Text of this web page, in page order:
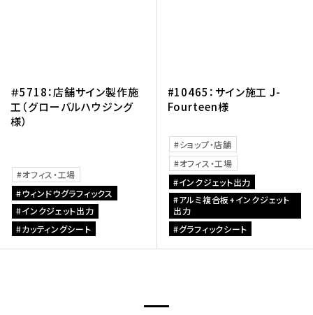
＃5718：店舗サイン製作施
工（グローバルハウジング
様）
オフィス・工場
ウィンドウグラフィックス
インクジェット出力
カッティングシート
#10465：サイン施工 J-
Fourteen様
ショップ・店舗
オフィス・工場
インクジェット出力
アルミ複合板+インクジェット
出力
グラフィックシート